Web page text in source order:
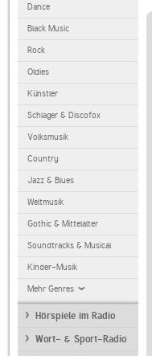
Dance
Black Music
Rock
Oldies
Künstler
Schlager & Discofox
Volksmusik
Country
Jazz & Blues
Weltmusik
Gothic & Mittelalter
Soundtracks & Musical
Kinder-Musik
Mehr Genres
Hörspiele im Radio
Wort- & Sport-Radio